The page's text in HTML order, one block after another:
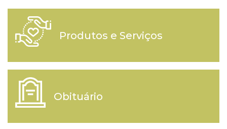
Produtos e Serviços
Obituário